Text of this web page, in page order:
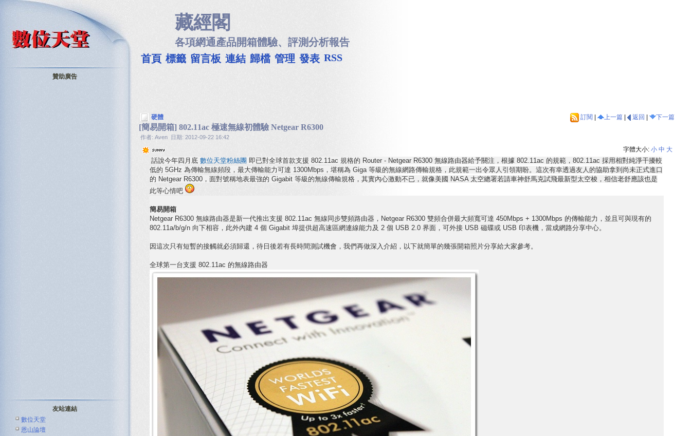
藏經閣
各項網通產品開箱體驗、評測分析報告
首頁 標籤 留言板 連結 歸檔 管理 發表 RSS
訂閱 上一篇 返回 下一篇
硬體
[簡易開箱] 802.11ac 極速無線初體驗 Netgear R6300
作者: Aven 日期: 2012-09-22 16:42
字體大小: 小 中 大
話說今年四月底 數位天堂粉絲團 即已對全球首款支援 802.11ac 規格的 Router - Netgear R6300 無線路由器給予關注，根據 802.11ac 的規範，802.11ac 採用相對純淨干擾較
低的 5GHz 為傳輸無線頻段，最大傳輸能力可達 1300Mbps，堪稱為 Giga 等級的無線網路傳輸規格，此規範一出令眾人引領期盼。這次有幸透過友人的協助拿到尚未正式進口
的 Netgear R6300，面對號稱地表最強的 Gigabit 等級的無線傳輸規格，其實內心激動不已，就像美國 NASA 太空總署若請車神舒馬克試飛最新型太空梭，相信老舒應該也是
此等心情吧
簡易開箱
Netgear R6300 無線路由器是新一代推出支援 802.11ac 無線同步雙頻路由器，Netgear R6300 雙頻合併最大頻寬可達 450Mbps + 1300Mbps 的傳輸能力，並且可與現有的
802.11a/b/g/n 向下相容，此外內建 4 個 Gigabit 埠提供超高速區網連線能力及 2 個 USB 2.0 界面，可外接 USB 磁碟或 USB 印表機，當成網路分享中心。
因這次只有短暫的接觸就必須歸還，待日後若有長時間測試機會，我們再做深入介紹，以下就簡單的幾張開箱照片分享給大家參考。
全球第一台支援 802.11ac 的無線路由器
贊助廣告
友站連結
數位天堂
恩山論壇